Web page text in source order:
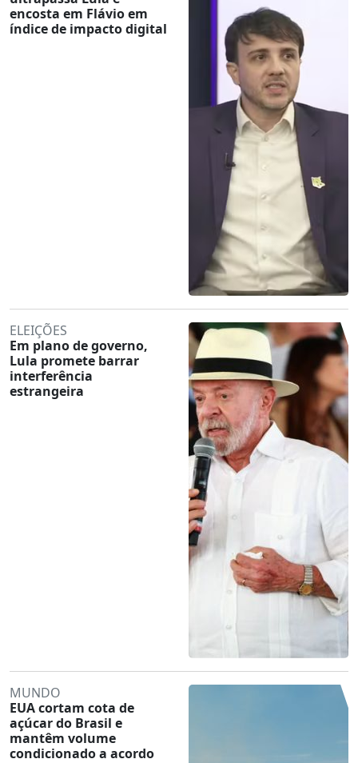
encosta em Flávio em
índice de impacto digital
ELEIÇÕES
Em plano de governo,
Lula promete barrar
interferência
estrangeira
MUNDO
EUA cortam cota de
açúcar do Brasil e
mantêm volume
condicionado a acordo